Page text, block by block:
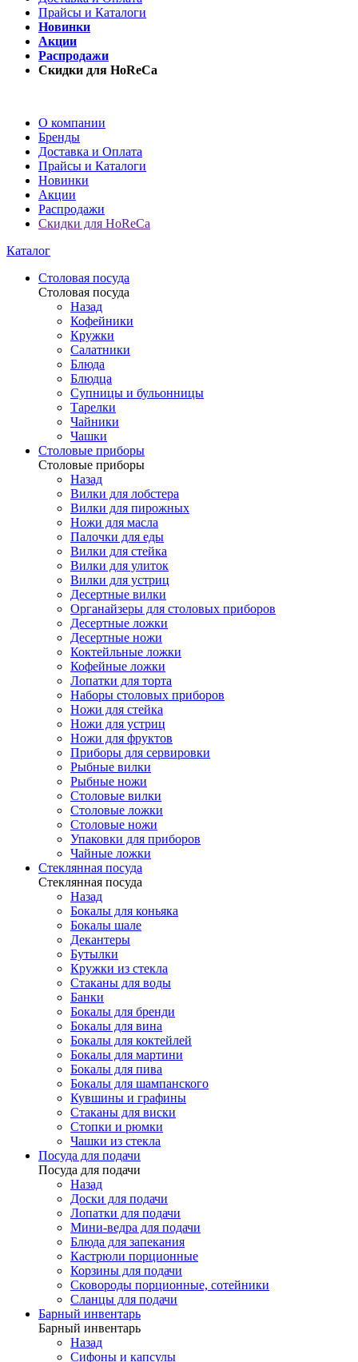
Прайсы и Каталоги
Новинки
Акции
Распродажи
Скидки для HoReCa
О компании
Бренды
Доставка и Оплата
Прайсы и Каталоги
Новинки
Акции
Распродажи
Скидки для HoReCa
Каталог
Столовая посуда
Столовая посуда
Назад
Кофейники
Кружки
Салатники
Блюда
Блюдца
Супницы и бульонницы
Тарелки
Чайники
Чашки
Cтоловые приборы
Cтоловые приборы
Назад
Вилки для лобстера
Вилки для пирожных
Ножи для масла
Палочки для еды
Вилки для стейка
Вилки для улиток
Вилки для устриц
Десертные вилки
Органайзеры для столовых приборов
Десертные ложки
Десертные ножи
Коктейльные ложки
Кофейные ложки
Лопатки для торта
Наборы столовых приборов
Ножи для стейка
Ножи для устриц
Ножи для фруктов
Приборы для сервировки
Рыбные вилки
Рыбные ножи
Столовые вилки
Столовые ложки
Столовые ножи
Упаковки для приборов
Чайные ложки
Стеклянная посуда
Стеклянная посуда
Назад
Бокалы для коньяка
Бокалы шале
Декантеры
Бутылки
Кружки из стекла
Стаканы для воды
Банки
Бокалы для бренди
Бокалы для вина
Бокалы для коктейлей
Бокалы для мартини
Бокалы для пива
Бокалы для шампанского
Кувшины и графины
Стаканы для виски
Стопки и рюмки
Чашки из стекла
Посуда для подачи
Посуда для подачи
Назад
Доски для подачи
Лопатки для подачи
Мини-ведра для подачи
Блюда для запекания
Кастрюли порционные
Корзины для подачи
Сковороды порционные, сотейники
Сланцы для подачи
Барный инвентарь
Барный инвентарь
Назад
Сифоны и капсулы